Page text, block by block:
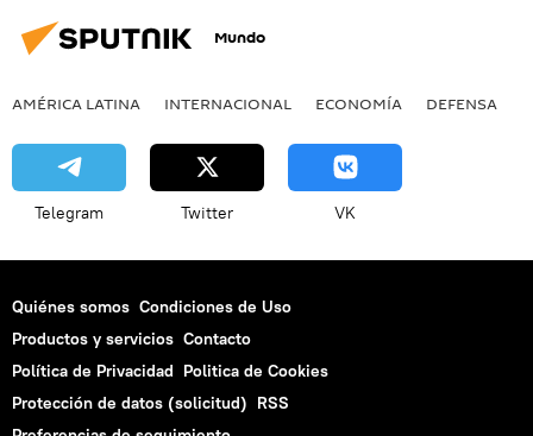
Mundo
AMÉRICA LATINA INTERNACIONAL ECONOMÍA DEFENSA
Telegram Twitter VK
Quiénes somos Condiciones de Uso
Productos y servicios Contacto
Política de Privacidad Politica de Cookies
Protección de datos (solicitud) RSS